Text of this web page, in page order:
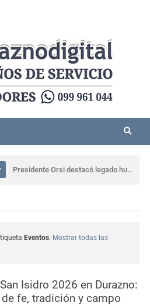
Presidente Orsi destacó legado humano y profesional de Gabriel Rossi
Durazno: murió el conductor que había sufrido un siniestro vial cerca de Carlos Reyles
Eventos. Mostrar todas las
Isidro 2026 en Durazno:
fe, tradición y campo